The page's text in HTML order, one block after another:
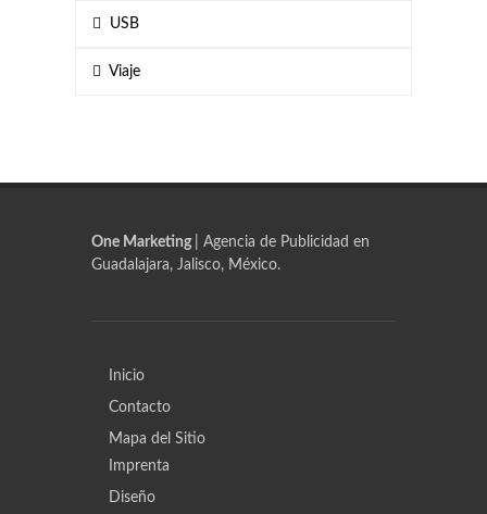
USB
Viaje
One Marketing
| Agencia de Publicidad en
Guadalajara, Jalisco, México.
Inicio
Contacto
Mapa del Sitio
Imprenta
Diseño